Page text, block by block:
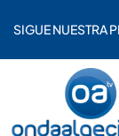
SIGUE NUESTRA